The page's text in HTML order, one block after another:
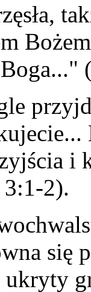
i
3:1-2).
się
ukryty